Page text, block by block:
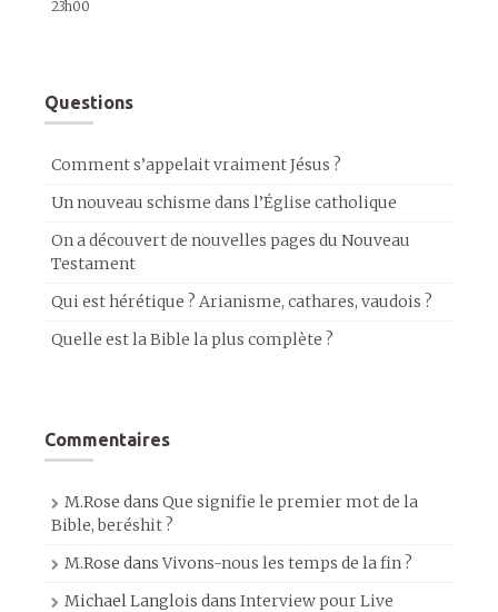
23h00
Questions
Comment s’appelait vraiment Jésus ?
Un nouveau schisme dans l’Église catholique
On a découvert de nouvelles pages du Nouveau
Testament
Qui est hérétique ? Arianisme, cathares, vaudois ?
Quelle est la Bible la plus complète ?
Commentaires
M.Rose dans Que signifie le premier mot de la
Bible, beréshit ?
M.Rose dansVivons-nous les temps de la fin ?
Michael Langlois dans Interview pour Live